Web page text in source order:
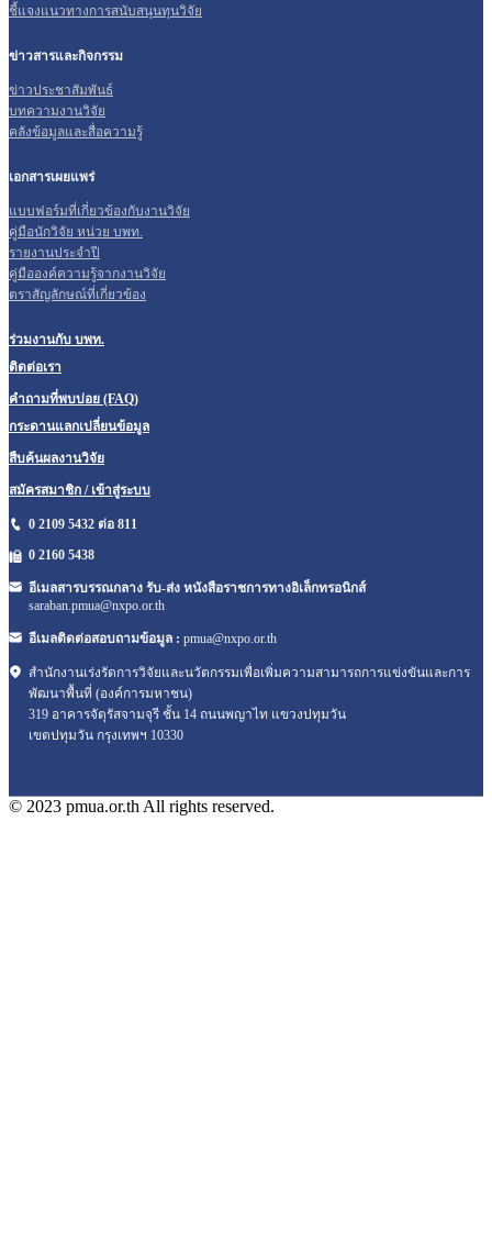
ชี้แจงแนวทางการสนับสนุนทุนวิจัย
ข่าวสารและกิจกรรม
ข่าวประชาสัมพันธ์
บทความงานวิจัย
คลังข้อมูลและสื่อความรู้
เอกสารเผยแพร่
แบบฟอร์มที่เกี่ยวข้องกับงานวิจัย
คู่มือนักวิจัย หน่วย บพท.
รายงานประจำปี
คู่มือองค์ความรู้จากงานวิจัย
ตราสัญลักษณ์ที่เกี่ยวข้อง
ร่วมงานกับ บพท.
ติดต่อเรา
คำถามที่พบบ่อย (FAQ)
กระดานแลกเปลี่ยนข้อมูล
สืบค้นผลงานวิจัย
สมัครสมาชิก / เข้าสู่ระบบ
0 2109 5432 ต่อ 811
0 2160 5438
อีเมลสารบรรณกลาง รับ-ส่ง หนังสือราชการทางอิเล็กทรอนิกส์
saraban.pmua@nxpo.or.th
อีเมลติดต่อสอบถามข้อมูล : pmua@nxpo.or.th
สำนักงานเร่งรัดการวิจัยและนวัตกรรมเพื่อเพิ่มความสามารถการแข่งขันและการ
พัฒนาพื้นที่ (องค์การมหาชน)
319 อาคารจัตุรัสจามจุรี ชั้น 14 ถนนพญาไท แขวงปทุมวัน
เขตปทุมวัน กรุงเทพฯ 10330
© 2023 pmua.or.th All rights reserved.